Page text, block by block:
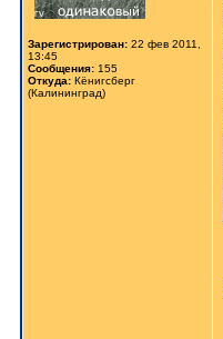
Зарегистрирован: 22 фев 2011,
13:45
Сообщения: 155
Откуда: Кёнигсберг
(Калининград)